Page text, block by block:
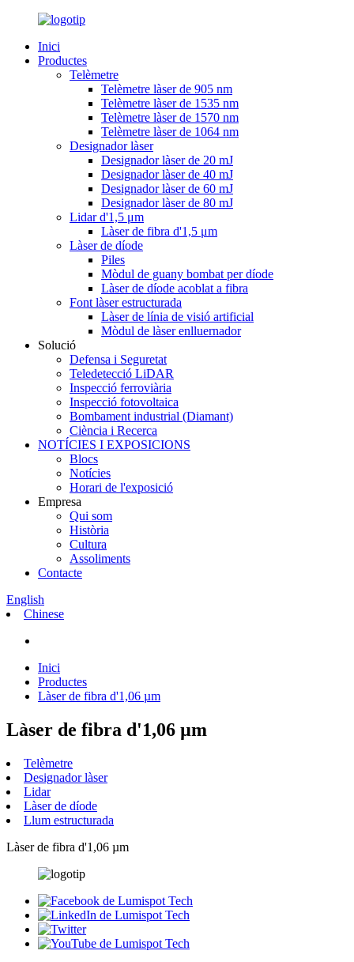
Inici
Productes
Telèmetre
Telèmetre làser de 905 nm
Telèmetre làser de 1535 nm
Telèmetre làser de 1570 nm
Telèmetre làser de 1064 nm
Designador làser
Designador làser de 20 mJ
Designador làser de 40 mJ
Designador làser de 60 mJ
Designador làser de 80 mJ
Lidar d'1,5 μm
Làser de fibra d'1,5 μm
Làser de díode
Piles
Mòdul de guany bombat per díode
Làser de díode acoblat a fibra
Font làser estructurada
Làser de línia de visió artificial
Mòdul de làser enlluernador
Solució
Defensa i Seguretat
Teledetecció LiDAR
Inspecció ferroviària
Inspecció fotovoltaica
Bombament industrial (Diamant)
Ciència i Recerca
NOTÍCIES I EXPOSICIONS
Blocs
Notícies
Horari de l'exposició
Empresa
Qui som
Història
Cultura
Assoliments
Contacte
English
Chinese
Inici
Productes
Làser de fibra d'1,06 µm
Làser de fibra d'1,06 µm
Telèmetre
Designador làser
Lidar
Làser de díode
Llum estructurada
Làser de fibra d'1,06 µm